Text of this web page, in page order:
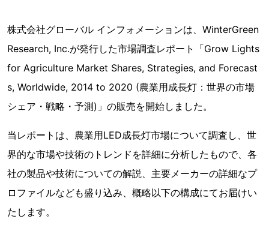
株式会社グローバル インフォメーションは、WinterGreen
Research, Inc.が発行した市場調査レポート「Grow Lights
for Agriculture Market Shares, Strategies, and Forecast
s, Worldwide, 2014 to 2020 (農業用成長灯：世界の市場
シェア・戦略・予測)」の販売を開始しました。
当レポートは、農業用LED成長灯市場について調査し、世
界的な市場や技術のトレンドを詳細に分析したもので、各
社の製品や技術についての解説、主要メーカーの詳細なプ
ロファイルなども盛り込み、概略以下の構成にてお届けい
たします。